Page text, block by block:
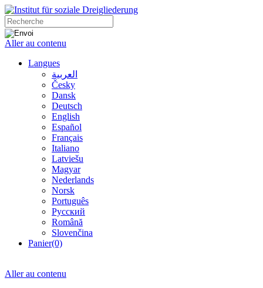
Aller au contenu
Langues
العربية
Česky
Dansk
Deutsch
English
Español
Français
Italiano
Latviešu
Magyar
Nederlands
Norsk
Português
Русский
Română
Slovenčina
Panier(0)
Aller au contenu